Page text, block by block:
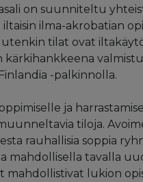
on suunniteltu
iltaisin ilma-akrobatian
tilat ovat
-palkinnolla.
ja
tiloja.
rauhallisia soppia
mahdollisella tavalla
lukion